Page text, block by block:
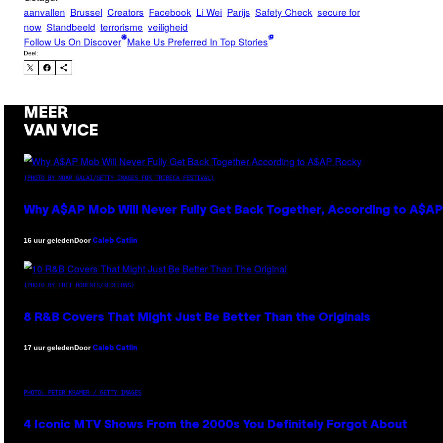
aanvallen Brussel Creators Facebook Li Wei Parijs Safety Check secure for
now Standbeeld terrorisme veiligheid
Follow Us On Discover Make Us Preferred In Top Stories
Deel:
MEER
VAN VICE
(PHOTO BY NOAM GALAI/GETTY IMAGES FOR TRIBECA FESTIVAL)
Why A$AP Mob Will Never Fully Get Back Together, According to
16 uur geledenDoor Caleb Catlin
(PHOTO BY EBET ROBERTS/REDFERNS)
8 R&B Covers That Might Just Be Better Than the Originals
17 uur geledenDoor Caleb Catlin
PHOTO: PETER KRAMER / GETTY IMAGES
4 Iconic MTV Shows From the 2000s You Definitely Forgot About